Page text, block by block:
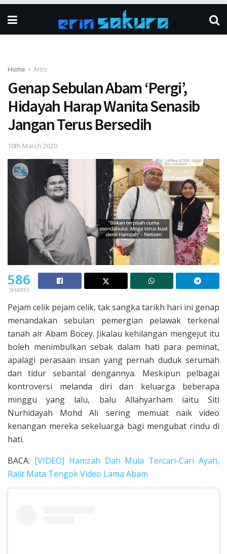
Home Artis
Genap Sebulan Abam ‘Pergi’,
Hidayah Harap Wanita Senasib
Jangan Terus Bersedih
10th March 2020
586
SHARES
Pejam celik pejam celik, tak sangka tarikh hari ini genap
menandakan sebulan pemergian pelawak terkenal
tanah air Abam Bocey. Jikalau kehilangan mengejut itu
boleh menimbulkan sebak dalam hati para peminat,
apalagi perasaan insan yang pernah duduk serumah
dan tidur sebantal dengannya. Meskipun pelbagai
kontroversi melanda diri dan keluarga beberapa
minggu yang lalu, balu Allahyarham iaitu Siti
Nurhidayah Mohd Ali sering memuat naik video
kenangan mereka sekeluarga bagi mengubat rindu di
hati.
BACA: [VIDEO] Hamzah Dah Mula Tercari-Cari Ayah,
Ralit Mata Tengok Video Lama Abam